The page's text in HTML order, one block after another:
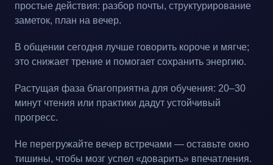
простые действия: разбор почты, структурирование
заметок, план на вечер.
В общении сегодня лучше говорить короче и мягче;
это снижает трение и помогает сохранить энергию.
Растущая фаза благоприятна для обучения: 20–30
минут чтения или практики дадут устойчивый
прогресс.
Не перегружайте вечер встречами — оставьте окно
тишины, чтобы мозг успел «доварить» впечатления.